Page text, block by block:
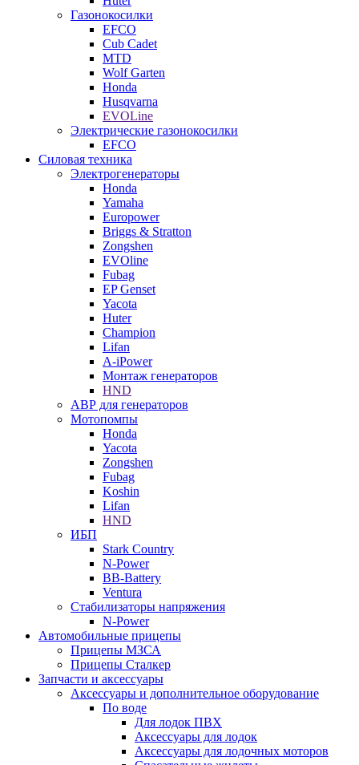
Газонокосилки
EFCO
Cub Cadet
MTD
Wolf Garten
Honda
Husqvarna
EVOLine
Электрические газонокосилки
EFCO
Силовая техника
Электрогенераторы
Honda
Yamaha
Europower
Briggs & Stratton
Zongshen
EVOline
Fubag
EP Genset
Yacota
Huter
Champion
Lifan
A-iPower
Монтаж генераторов
HND
АВР для генераторов
Мотопомпы
Honda
Yacota
Zongshen
Fubag
Koshin
Lifan
HND
ИБП
Stark Country
N-Power
BB-Battery
Ventura
Стабилизаторы напряжения
N-Power
Автомобильные прицепы
Прицепы МЗСА
Прицепы Сталкер
Запчасти и аксессуары
Аксессуары и дополнительное оборудование
По воде
Для лодок ПВХ
Аксессуары для лодок
Аксессуары для лодочных моторов